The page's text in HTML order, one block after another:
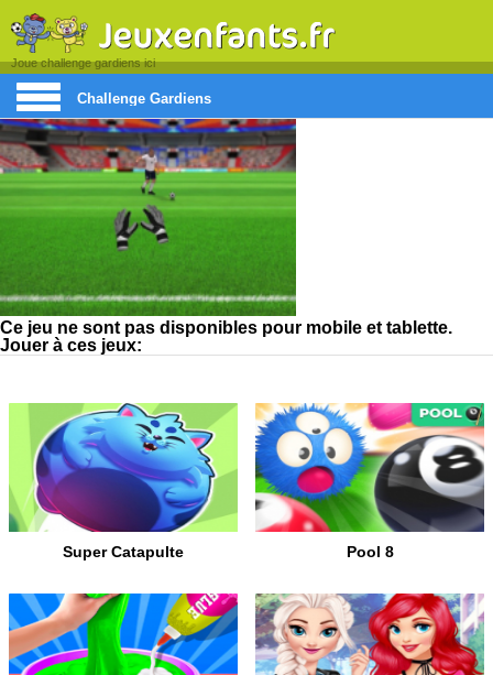
Joue challenge gardiens ici
Challenge Gardiens
Ce jeu ne sont pas disponibles pour mobile et tablette.
Jouer à ces jeux:
Super Catapulte Pool 8